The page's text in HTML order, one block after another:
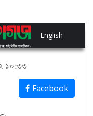
English
১০:৩৩
Facebook